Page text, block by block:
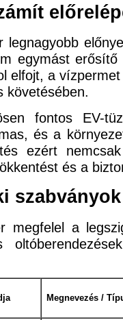
legnagyobb
egymást erősítő
elfojt, a
követésében.
fontos EV-
és a
ezért
és a
megfelel a
Megnevezés /